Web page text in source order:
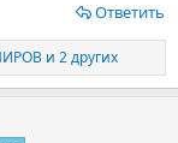
Ответить
и 2 других